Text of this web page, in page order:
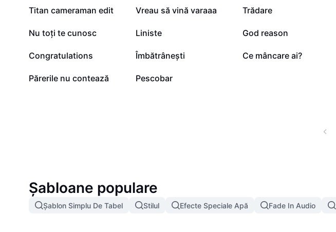
inovatoare pentru o lume mai solidară.
16,2 K
Titan cameraman edit 2,7 K
Vreau să vină varaaa 2 K
Trădare
616
Nu toți te cunosc 382
Liniste 378
God reason
100
Congratulations 78
Îmbătrânești 44
Ce mâncare ai?
2
Părerile nu contează 2
Pescobar
Șabloane populare
Șablon Simplu De Tabel Stilul Efecte Speciale Apă Fade In Audio